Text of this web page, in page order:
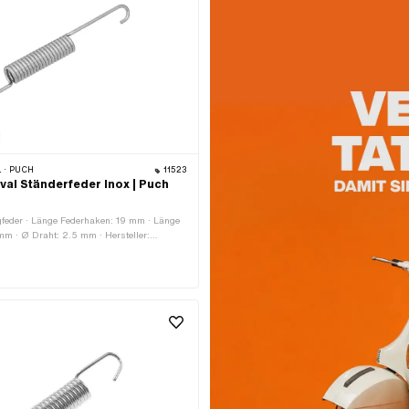
· PUCH 11523
Ständerfeder Inox | Puch
· Länge Federhaken: 19 mm · Länge
· Ø Draht: 2.5 mm · Hersteller:
(umgangssprachlich bekannt als